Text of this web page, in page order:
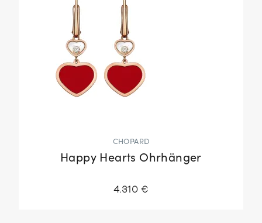
CHOPARD
Happy Hearts Ohrhänger
4.310 €